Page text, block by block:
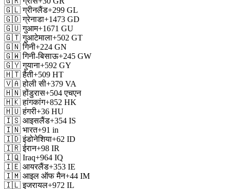
🇬🇱 ग्रीनलैंड+299 GL
🇬🇩 ग्रेनाडा+1473 GD
🇬🇺 गुआम+1671 GU
🇬🇹 गुआटेमाला+502 GT
🇬🇳 गिनी+224 GN
🇬🇼 गिनी-बिसाऊ+245 GW
🇬🇾 गुयाना+592 GY
🇭🇹 हैती+509 HT
🇻🇦 होली सी+379 VA
🇭🇳 होंडुरास+504 एचएन
🇭🇰 हांगकांग+852 HK
🇭🇺 हंगरी+36 HU
🇮🇸 आइसलैंड+354 IS
🇮🇳 भारत+91 in
🇮🇩 इंडोनेशिया+62 ID
🇮🇷 ईरान+98 IR
🇮🇶 Iraq+964 IQ
🇮🇪 आयरलैंड+353 IE
🇮🇲 आइल ऑफ मैन+44 IM
🇮🇱 इजरायल+972 IL